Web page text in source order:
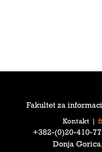
Fakultet za
Kontakt
‎+382-(0)20-410-
Donja